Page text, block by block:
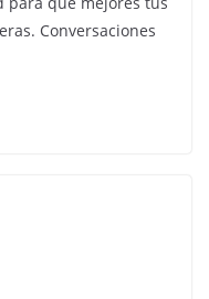
Conversaciones